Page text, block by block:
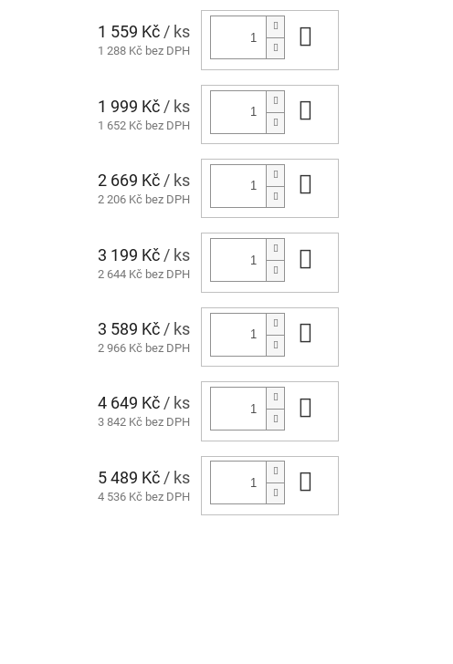
1 559 Kč/ ks
1 288 Kč bez DPH
1 999 Kč / ks
1 652 Kč bez DPH
2 669 Kč/ ks
2 206 Kč bez DPH
3 199 Kč / ks
2 644 Kč bez DPH
3 589 Kč / ks
2 966 Kč bez DPH
4 649 Kč/ ks
3 842 Kč bez DPH
5 489 Kč / ks
4 536 Kč bez DPH